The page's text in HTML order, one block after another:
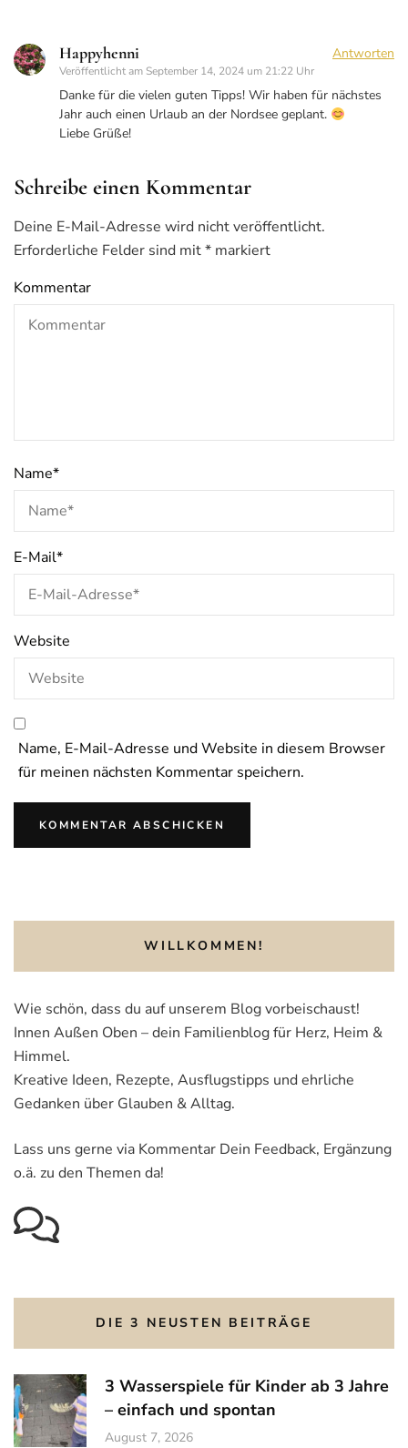
Happyhenni
Veröffentlicht am September 14, 2024 um 21:22 Uhr
Antworten
Danke für die vielen guten Tipps! Wir haben für nächstes
Jahr auch einen Urlaub an der Nordsee geplant.
Liebe Grüße!
Schreibe einen Kommentar
Deine E-Mail-Adresse wird nicht veröffentlicht.
Erforderliche Felder sind mit* markiert
Kommentar
Name*
E-Mail*
Website
Name, E-Mail-Adresse und Website in diesem Browser
für meinen nächsten Kommentar speichern.
WILLKOMMEN!
Wie schön, dass du auf unserem Blog vorbeischaust!
Innen Außen Oben – dein Familienblog für Herz, Heim &
Himmel.
Kreative Ideen, Rezepte, Ausflugstipps und ehrliche
Gedanken über Glauben & Alltag.
Lass uns gerne via Kommentar Dein Feedback, Ergänzung
o.ä. zu den Themen da!
DIE 3 NEUSTEN BEITRÄGE
3 Wasserspiele für Kinder ab 3 Jahre
– einfach und spontan
August 7, 2026